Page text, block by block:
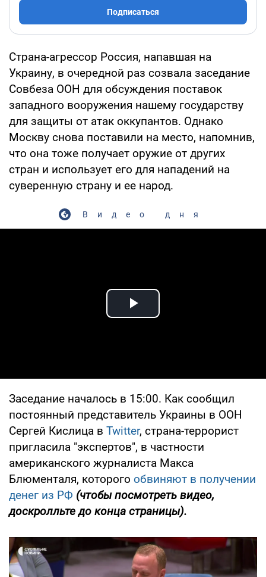
Подписаться
Страна-агрессор Россия, напавшая на
Украину, в очередной раз созвала заседание
Совбеза ООН для обсуждения поставок
западного вооружения нашему государству
для защиты от атак оккупантов. Однако
Москву снова поставили на место, напомнив,
что она тоже получает оружие от других
стран и использует его для нападений на
суверенную страну и ее народ.
Видео дня
Play Video
Заседание началось в 15:00. Как сообщил
постоянный представитель Украины в ООН
Сергей Кислица в Twitter, страна-террорист
пригласила "экспертов", в частности
американского журналиста Макса
Блюменталя, которого обвиняют в получении
денег из РФ (чтобы посмотреть видео,
доскролльте до конца страницы).